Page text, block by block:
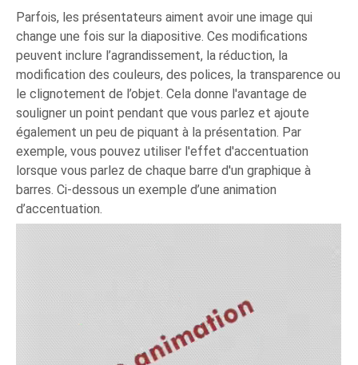
Parfois, les présentateurs aiment avoir une image qui
change une fois sur la diapositive. Ces modifications
peuvent inclure l’agrandissement, la réduction, la
modification des couleurs, des polices, la transparence ou
le clignotement de l’objet. Cela donne l'avantage de
souligner un point pendant que vous parlez et ajoute
également un peu de piquant à la présentation. Par
exemple, vous pouvez utiliser l'effet d'accentuation
lorsque vous parlez de chaque barre d'un graphique à
barres. Ci-dessous un exemple d’une animation
d’accentuation.